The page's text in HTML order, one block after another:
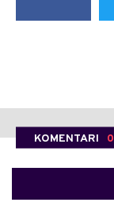
KOMENTARI 0